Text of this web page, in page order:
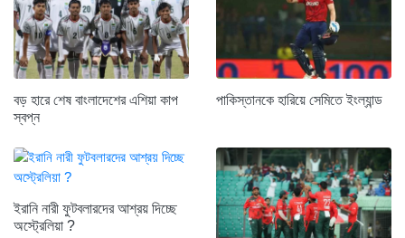
বড় হারে শেষ বাংলাদেশের এশিয়া কাপ
স্বপ্ন
পাকিস্তানকে হারিয়ে সেমিতে ইংল্যান্ড
ইরানি নারী ফুটবলারদের আশ্রয় দিচ্ছে
অস্ট্রেলিয়া ?